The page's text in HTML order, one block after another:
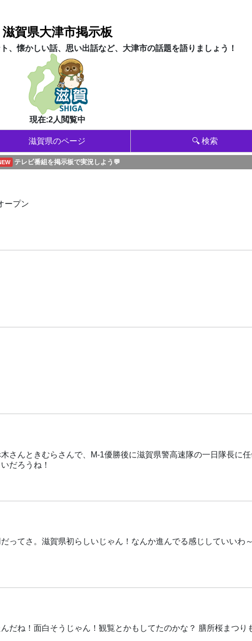
滋賀県大津市掲示板
、懐かしい話、思い出話など、大津市の話題を語りましょう！
現在:2人閲覧中
滋賀県のページ 🔍 検索
テレビ番組を掲示板で実況しよう💬
ープン
さんときむらさんで、M-1優勝後に滋賀県警高速隊の一日隊長に
だろうね！
ってさ。滋賀県初らしいじゃん！なんか進んでる感じしていいわ～
だね！面白そうじゃん！観覧とかもしてたのかな？ 膳所桜まつり